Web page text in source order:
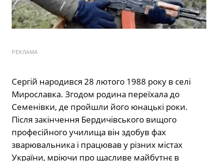
РЕКЛАМА
Сергій народився 28 лютого 1988 року в селі
Мирославка. Згодом родина переїхала до
Семенівки, де пройшли його юнацькі роки.
Після закінчення Бердичівського вищого
професійного училища він здобув фах
зварювальника і працював у різних містах
України, мріючи про щасливе майбутнє в